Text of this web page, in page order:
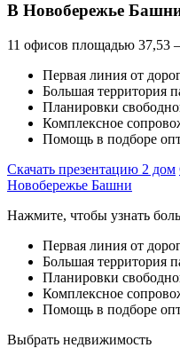
В Новобережье
11 офисов площадью 37,53
Первая линия от
Большая территория
Планировки
Комплексное
Помощь в подборе
Скачать презентацию 2 дом
Новобережье Башни
Нажмите, чтобы узнать
Первая линия от
Большая территория
Планировки
Комплексное
Помощь в подборе
Выбрать недвижимость